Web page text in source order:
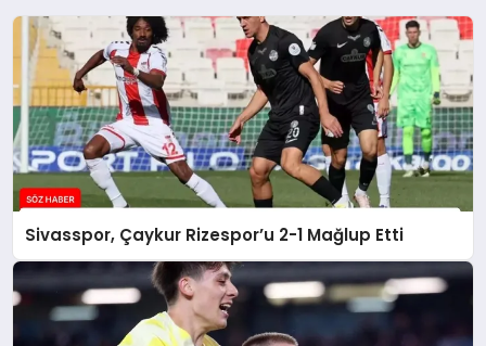
Sivasspor, Çaykur Rizespor’u 2-1 Mağlup Etti